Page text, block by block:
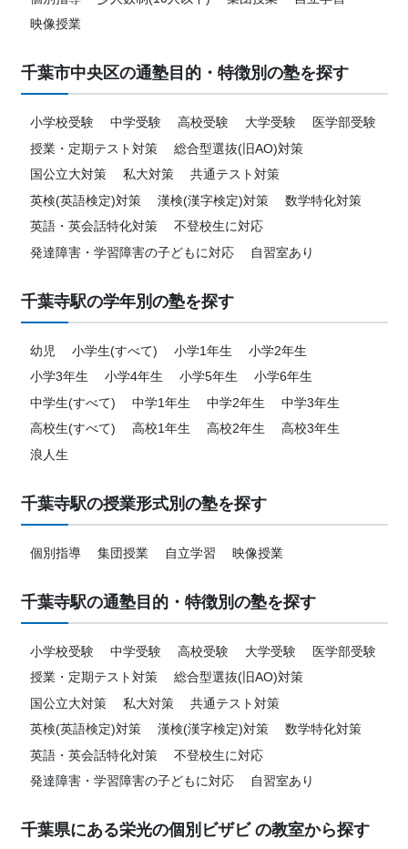
映像授業
千葉市中央区の通塾目的・特徴別の塾を探す
小学校受験 中学受験 高校受験 大学受験
医学部受験
授業・定期テスト対策
総合型選抜(旧AO)対策
国公立大対策
私大対策
共通テスト対策
英検(英語検定)対策
漢検(漢字検定)対策
数学特化対策
英語・英会話特化対策
不登校生に対応
発達障害・学習障害の子どもに対応
自習室あり
千葉寺駅の学年別の塾を探す
幼児 小学生(すべて) 小学1年生
小学2年生
小学3年生
小学4年生 小学5年生
小学6年生
中学生(すべて)
中学1年生 中学2年生
中学3年生
高校生(すべて)
高校1年生 高校2年生
高校3年生
浪人生
千葉寺駅の授業形式別の塾を探す
個別指導 集団授業 自立学習 映像授業
千葉寺駅の通塾目的・特徴別の塾を探す
小学校受験 中学受験 高校受験 大学受験
医学部受験
授業・定期テスト対策
総合型選抜(旧AO)対策
国公立大対策
私大対策
共通テスト対策
英検(英語検定)対策
漢検(漢字検定)対策
数学特化対策
英語・英会話特化対策
不登校生に対応
発達障害・学習障害の子どもに対応
自習室あり
千葉県にある栄光の個別ビザビ の教室から探す